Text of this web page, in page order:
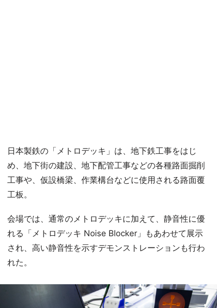
日本製鉄の「メトロデッキ」は、地下鉄工事をはじ
め、地下街の建設、地下配管工事などの各種路面掘削
工事や、仮設橋梁、作業構台などに使用される路面覆
工板。
会場では、通常のメトロデッキに加えて、静音性に優
れる「メトロデッキ Noise Blocker」もあわせて展示
され、高い静音性を示すデモンストレーションも行わ
れた。